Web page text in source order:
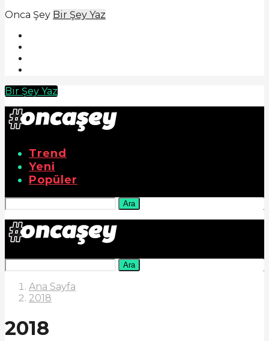
Onca Şey Bir Şey Yaz
Bir Şey Yaz
Trend
Yeni
Popüler
Ara
Ara
Ana Sayfa
2018
2018